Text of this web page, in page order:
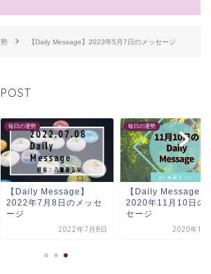
【Daily Message】2023年5月7日のメッセージ
毎日の運勢
【Daily Message】
2022年7月8日のメッセ
ージ
2022年7月8日
毎日の運勢
【Daily Message】
2020年11月10日の
セージ
2020年11